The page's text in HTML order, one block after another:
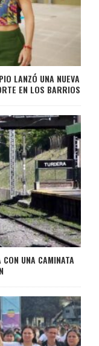
LANZÓ UNA NUEVA
EN LOS BARRIOS
UNA CAMINATA